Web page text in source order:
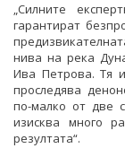
„Силните
гарантират
нива на река
Ива Петрова. Тя
проследява
по-малко от две
изисква много
резултата“.